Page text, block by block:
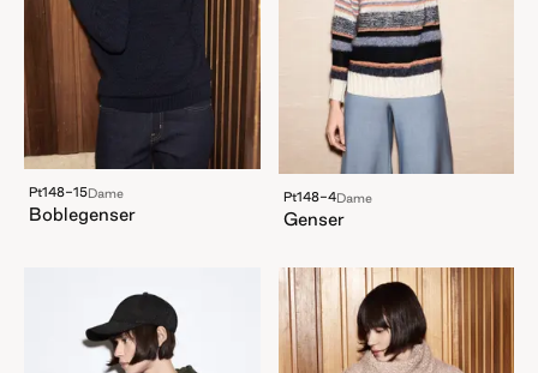
Pt148-15Dame
Boblegenser
Pt148-4Dame
Genser